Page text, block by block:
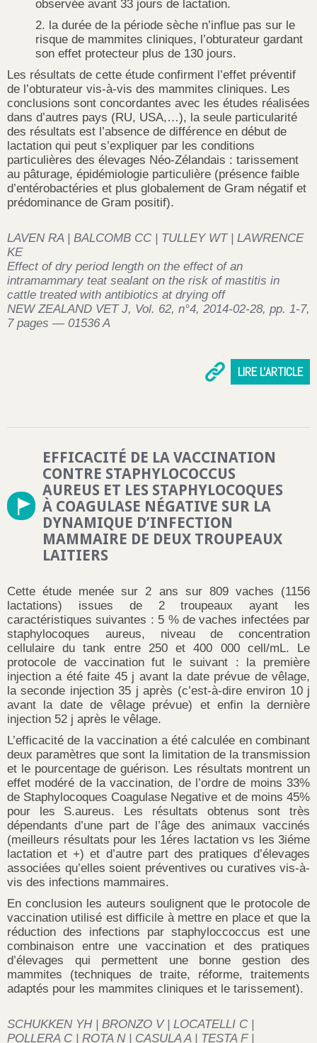
observée avant 33 jours de lactation.
la durée de la période sèche n’influe pas sur le
risque de mammites cliniques, l’obturateur gardant
son effet protecteur plus de 130 jours.
Les résultats de cette étude confirment l’effet préventif
de l’obturateur vis-à-vis des mammites cliniques. Les
conclusions sont concordantes avec les études réalisées
dans d’autres pays (RU, USA,…), la seule particularité
des résultats est l’absence de différence en début de
lactation qui peut s’expliquer par les conditions
particulières des élevages Néo-Zélandais : tarissement
au pâturage, épidémiologie particulière (présence faible
d’entérobactéries et plus globalement de Gram négatif et
prédominance de Gram positif).
LAVEN RA | BALCOMB CC | TULLEY WT | LAWRENCE
KE
Effect of dry period length on the effect of an
intramammary teat sealant on the risk of mastitis in
cattle treated with antibiotics at drying off
NEW ZEALAND VET J, Vol. 62, n°4, 2014-02-28, pp. 1-7,
7 pages — 01536 A
LIRE L'ARTICLE
EFFICACITÉ DE LA VACCINATION
CONTRE STAPHYLOCOCCUS
AUREUS ET LES STAPHYLOCOQUES
À COAGULASE NÉGATIVE SUR LA
DYNAMIQUE D’INFECTION
MAMMAIRE DE DEUX TROUPEAUX
LAITIERS
Cette étude menée sur 2 ans sur 809 vaches (1156
lactations) issues de 2 troupeaux ayant les
caractéristiques suivantes : 5 % de vaches infectées par
staphylocoques aureus, niveau de concentration
cellulaire du tank entre 250 et 400 000 cell/mL. Le
protocole de vaccination fut le suivant : la première
injection a été faite 45 j avant la date prévue de vêlage,
la seconde injection 35 j après (c’est-à-dire environ 10 j
avant la date de vêlage prévue) et enfin la dernière
injection 52 j après le vêlage.
L’efficacité de la vaccination a été calculée en combinant
deux paramètres que sont la limitation de la transmission
et le pourcentage de guérison. Les résultats montrent un
effet modéré de la vaccination, de l’ordre de moins 33%
de Staphylocoques Coagulase Negative et de moins 45%
pour les S.aureus. Les résultats obtenus sont très
dépendants d’une part de l’âge des animaux vaccinés
(meilleurs résultats pour les 1éres lactation vs les 3iéme
lactation et +) et d’autre part des pratiques d’élevages
associées qu’elles soient préventives ou curatives vis-à-
vis des infections mammaires.
En conclusion les auteurs soulignent que le protocole de
vaccination utilisé est difficile à mettre en place et que la
réduction des infections par staphyloccoccus est une
combinaison entre une vaccination et des pratiques
d’élevages qui permettent une bonne gestion des
mammites (techniques de traite, réforme, traitements
adaptés pour les mammites cliniques et le tarissement).
SCHUKKEN YH | BRONZO V | LOCATELLI C |
POLLERA C | ROTA N | CASULA A | TESTA F |